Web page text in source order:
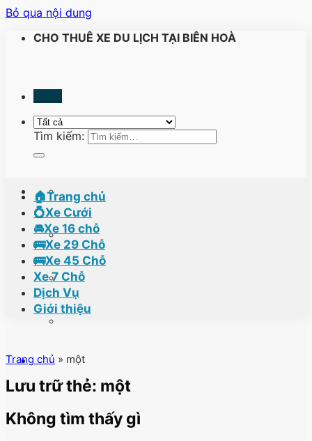
Bỏ qua nội dung
CHO THUÊ XE DU LỊCH TẠI BIÊN HOÀ
Tìm kiếm:
🏠Trang chủ
💍Xe Cưới
🚘Xe 16 chỗ
🚌Xe 29 Chỗ
🚌Xe 45 Chỗ
Xe 7 Chỗ
Dịch Vụ
Giới thiệu
Trang chủ » một
Lưu trữ thẻ: một
Không tìm thấy gì